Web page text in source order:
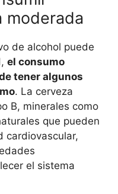
moderada
de alcohol puede
el consumo
tener algunos
. La cerveza
B, minerales como
que pueden
cardiovascular,
el sistema